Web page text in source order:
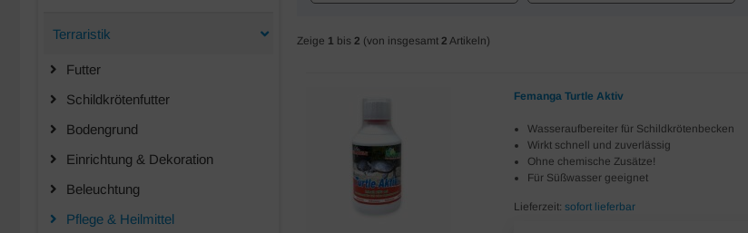
Zeige 1 bis 2 (von insgesamt 2 Artikeln)
Femanga Turtle Aktiv
Wasseraufbereiter für Schildkrötenbecken
Wirkt schnell und zuverlässig
Ohne chemische Zusätze!
Für Süßwasser geeignet
Lieferzeit:sofort lieferbar
Terraristik
Futter
Schildkrötenfutter
Bodengrund
Einrichtung & Dekoration
Beleuchtung
Pflege & Heilmittel